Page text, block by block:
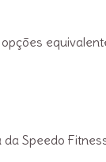
Speedo